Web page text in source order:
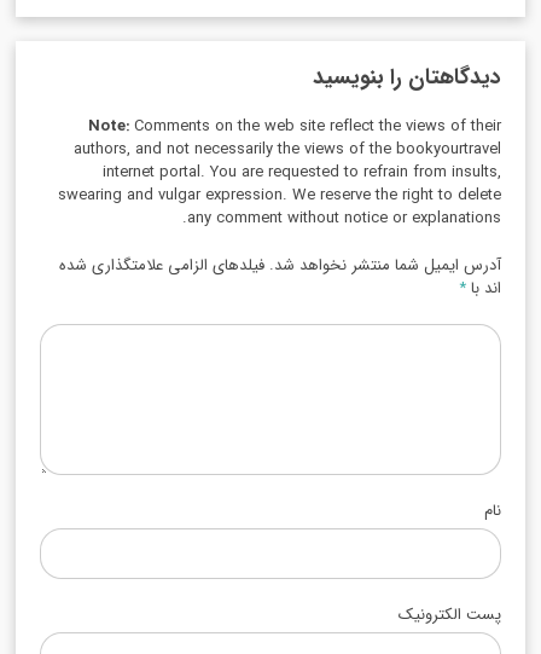
دیدگاهتان را بنویسید
Note:Comments on the web site reflect the views of their
authors, and not necessarily the views of the bookyourtravel
internet portal. You are requested to refrain from insults,
swearing and vulgar expression. We reserve the right to delete
any comment without notice or explanations.
آدرس ایمیل شما منتشر نخواهد شد. فیلدهای الزامی علامتگذاری شده
اند با*
نام
پست الکترونیک